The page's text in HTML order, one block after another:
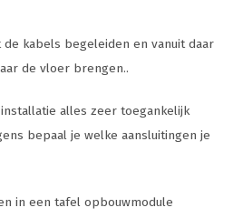
kabels begeleiden en vanuit daar
de vloer brengen..
alles zeer toegankelijk
bepaal je welke aansluitingen je
in een tafel opbouwmodule